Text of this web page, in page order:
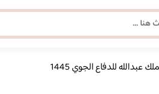
برونزية للفتاة العصرية
عبدالله للدفاع الجوي 1445